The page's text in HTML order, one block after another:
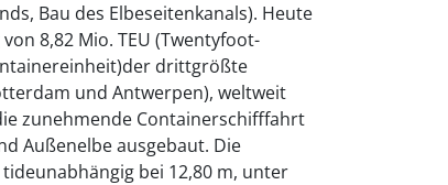
Bau des Elbeseitenkanals). Heute
8,82 Mio. TEU (Twentyfoot-
drittgrößte
und Antwerpen), weltweit
zunehmende Containerschifffahrt
Außenelbe ausgebaut. Die
bei 12,80 m, unter